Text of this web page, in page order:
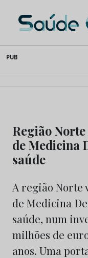
to
content
Saúde Oral
PUB
Região Norte
de Medicina
saúde
A região Norte
de Medicina
saúde, num
milhões de
anos. Uma